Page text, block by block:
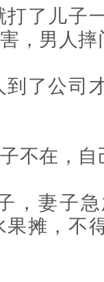
了儿子
，男人摔
了公司
在，自
妻子急
果摊，不